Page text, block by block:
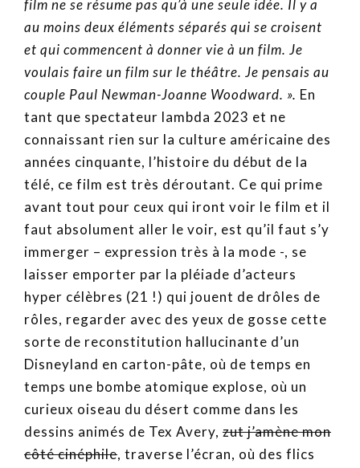
film ne se résume pas qu’à une seule idée. Il y a
au moins deux éléments séparés qui se croisent
et qui commencent à donner vie à un film. Je
voulais faire un film sur le théâtre. Je pensais au
couple Paul Newman-Joanne Woodward. ». En
tant que spectateur lambda 2023 et ne
connaissant rien sur la culture américaine des
années cinquante, l’histoire du début de la
télé, ce film est très déroutant. Ce qui prime
avant tout pour ceux qui iront voir le film et il
faut absolument aller le voir, est qu’il faut s’y
immerger – expression très à la mode -, se
laisser emporter par la pléiade d’acteurs
hyper célèbres (21 !) qui jouent de drôles de
rôles, regarder avec des yeux de gosse cette
sorte de reconstitution hallucinante d’un
Disneyland en carton-pâte, où de temps en
temps une bombe atomique explose, où un
curieux oiseau du désert comme dans les
dessins animés de Tex Avery, zut j’amène mon
côté cinéphile, traverse l’écran, où des flics